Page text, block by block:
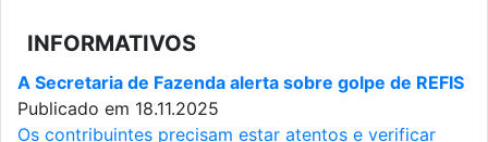
INFORMATIVOS
A Secretaria de Fazenda alerta sobre golpe de REFIS
Publicado em 18.11.2025
Os contribuintes precisam estar atentos e verificar